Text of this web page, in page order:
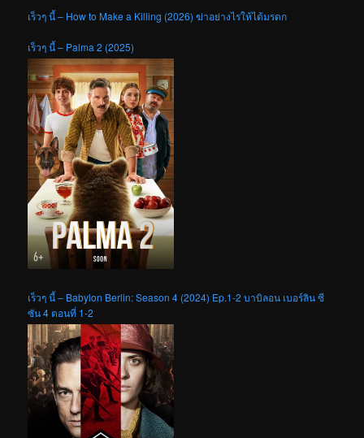
เร็วๆ นี้ – How to Make a Killing (2026) ฆ่าอย่างไรให้ได้มรดก
เร็วๆ นี้ – Palma 2 (2025)
เร็วๆ นี้ – Babylon Berlin: Season 4 (2024) Ep.1-2 บาบิลอน เบอร์ลิน ซี
ซัน 4 ตอนที่ 1-2